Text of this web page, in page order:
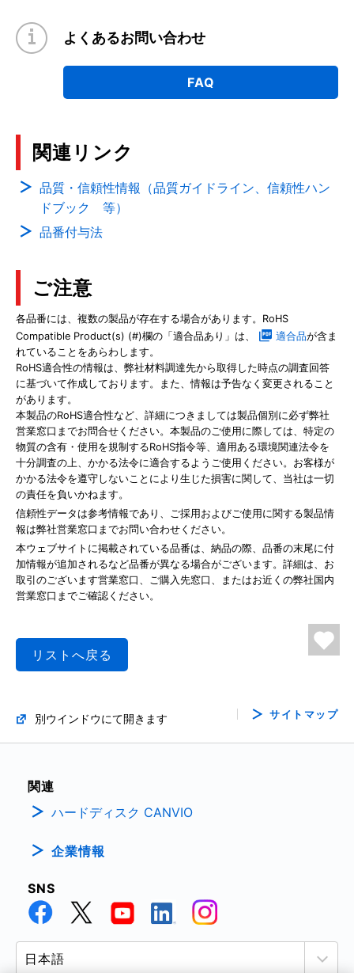
よくあるお問い合わせ
FAQ
関連リンク
品質・信頼性情報（品質ガイドライン、信頼性ハン
ドブック 等）
品番付与法
ご注意
各品番には、複数の製品が存在する場合があります。RoHS
Compatible Product(s) (#)欄の「適合品あり」は、
適合品が含ま
れていることをあらわします。
RoHS適合性の情報は、弊社材料調達先から取得した時点の調査回答
に基づいて作成しております。また、情報は予告なく変更されること
があります。
本製品のRoHS適合性など、詳細につきましては製品個別に必ず弊社
営業窓口までお問合せください。本製品のご使用に際しては、特定の
物質の含有・使用を規制するRoHS指令等、適用ある環境関連法令を
十分調査の上、かかる法令に適合するようご使用ください。お客様が
かかる法令を遵守しないことにより生じた損害に関して、当社は一切
の責任を負いかねます。
信頼性データは参考情報であり、ご採用およびご使用に関する製品情
報は弊社営業窓口までお問い合わせください。
本ウェブサイトに掲載されている品番は、納品の際、品番の末尾に付
加情報が追加されるなど品番が異なる場合がございます。詳細は、お
取引のございます営業窓口、ご購入先窓口、またはお近くの弊社国内
営業窓口までご確認ください。
リストへ戻る
別ウインドウにて開きます サイトマップ
関連
ハードディスク CANVIO
企業情報
SNS